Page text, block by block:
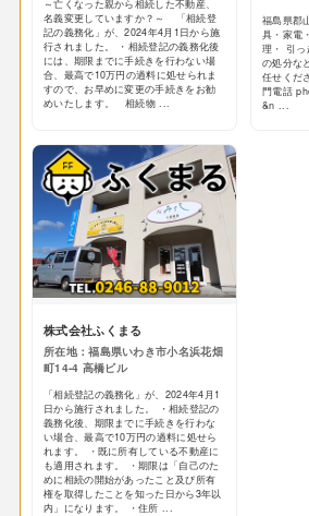
～亡くなった親から相続した不動産、
名義変更していますか？～ 「相続登
記の義務化」が、2024年4月1日から施
行されました。 ・相続登記の義務化後
には、期限までに手続きを行わない場
合、最高で10万円の過料に処せられま
すので、お早めに変更の手続きをお勧
めいたします。 相続物 ...
福島県郡
具・家電
理・ 引っ
の処分な
任せくだ
門電話
&n ...
株式会社ふくまる
所在地：福島県いわき市小名浜花畑
町14-4 高橋ビル
「相続登記の義務化」が、2024年4月1
日から施行されました。 ・相続登記の
義務化後、期限までに手続きを行わな
い場合、最高で10万円の過料に処せら
れます。 ・既に所有している不動産に
も適用されます。 ・期限は「自己のた
めに相続の開始があったこと及び所有
権を取得したことを知った日から3年以
内」になります。 ・住所 ...